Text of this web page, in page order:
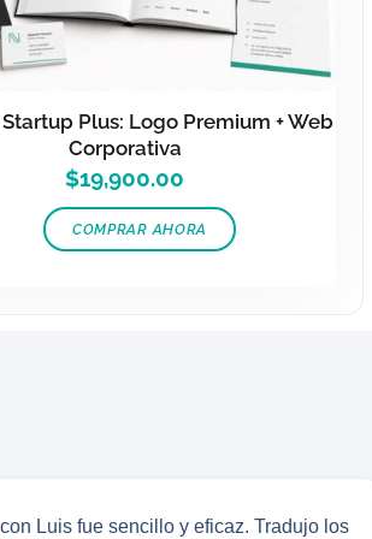
Plus: Logo Premium + Web
Corporativa
$19,900.00
COMPRAR AHORA
Luis fue sencillo y eficaz. Tradujo los